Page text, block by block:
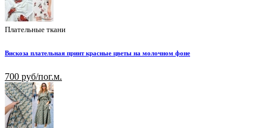
Плательные ткани
Вискоза плательная принт красные цветы на молочном фоне
700 руб/пог.м.